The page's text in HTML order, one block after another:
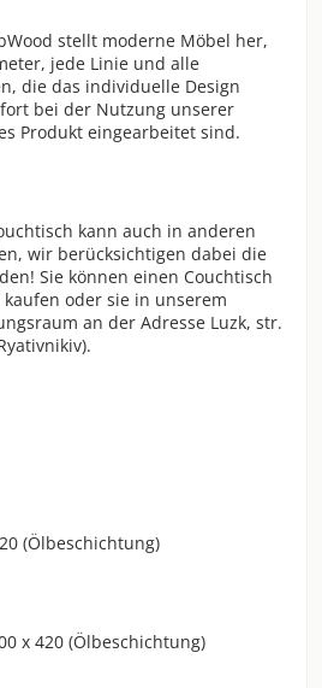
stellt moderne Möbel her,
jede Linie und alle
die das individuelle Design
bei der Nutzung unserer
Produkt eingearbeitet sind.
kann auch in anderen
wir berücksichtigen dabei die
Sie können einen Couchtisch
oder sie in unserem
an der Adresse Luzk, str.
(Ölbeschichtung)
x 420 (Ölbeschichtung)